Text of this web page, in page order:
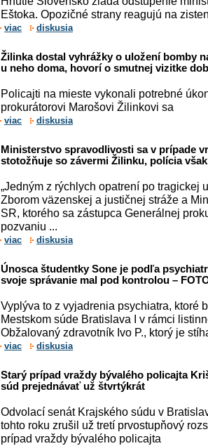
Eštoka. Opozičné strany reagujú na
viac diskusia
Žilinka dostal vyhrážky o uložení bomby
u neho doma, hovorí o smutnej vizitke
Policajti na mieste vykonali potrebné
prokurátorovi Marošovi Žilinkovi sa
viac diskusia
Ministerstvo spravodlivosti sa v prípade
stotožňuje so závermi Žilinku, polícia
„Jedným z rýchlych opatrení po tragickej
Zborom väzenskej a justičnej stráže a
SR, ktorého sa zástupca Generálnej
pozvaniu ...
viac diskusia
Únosca študentky Sone je podľa
svoje správanie mal pod kontrolou –
Vyplýva to z vyjadrenia psychiatra, ktoré
Mestskom súde Bratislava I v rámci
Obžalovaný zdravotník Ivo P., ktorý je
viac diskusia
Starý prípad vraždy bývalého policajta
súd prejednávať už štvrtýkrát
Odvolací senát Krajského súdu v
tohto roku zrušil už tretí prvostupňový
prípad vraždy bývalého policajta